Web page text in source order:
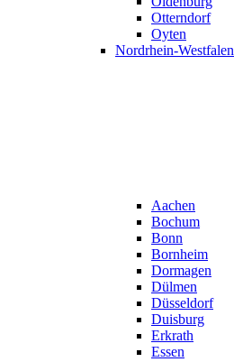
Otterndorf
Oyten
Nordrhein-Westfalen
Aachen
Bochum
Bonn
Bornheim
Dormagen
Dülmen
Düsseldorf
Duisburg
Erkrath
Essen